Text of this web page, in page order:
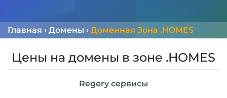
Главная › Домены › Доменная Зона .HOMES
Цены на домены в зоне .HOMES
Regery сервисы